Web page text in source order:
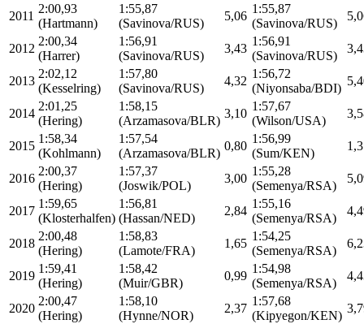
2011
2:00,93
(Hartmann)
1:55,87
(Savinova/RUS)
5,06
1:55,87
(Savinova/RUS)
2012
2:00,34
(Harrer)
1:56,91
(Savinova/RUS)
3,43
1:56,91
(Savinova/RUS)
2013
2:02,12
(Kesselring)
1:57,80
(Savinova/RUS)
4,32
1:56,72
(Niyonsaba/BDI)
2014
2:01,25
(Hering)
1:58,15
(Arzamasova/BLR)
3,10
1:57,67
(Wilson/USA)
2015
1:58,34
(Kohlmann)
1:57,54
(Arzamasova/BLR)
0,80
1:56,99
(Sum/KEN)
2016
2:00,37
(Hering)
1:57,37
(Joswik/POL)
3,00
1:55,28
(Semenya/RSA)
2017
1:59,65
(Klosterhalfen)
1:56,81
(Hassan/NED)
2,84
1:55,16
(Semenya/RSA)
2018
2:00,48
(Hering)
1:58,83
(Lamote/FRA)
1,65
1:54,25
(Semenya/RSA)
2019
1:59,41
(Hering)
1:58,42
(Muir/GBR)
0,99
1:54,98
(Semenya/RSA)
2020
2:00,47
(Hering)
1:58,10
(Hynne/NOR)
2,37
1:57,68
(Kipyegon/KEN)